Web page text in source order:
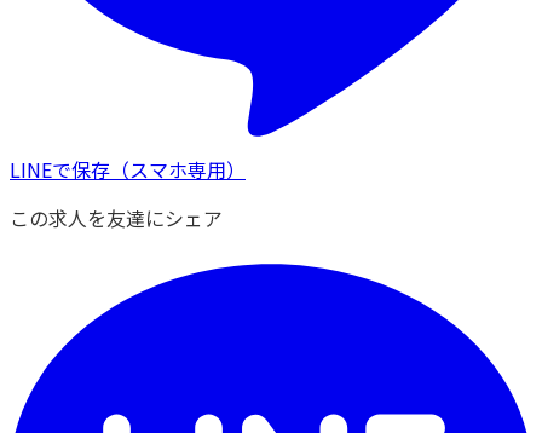
LINEで保存 （スマホ専用）
この求人を友達にシェア